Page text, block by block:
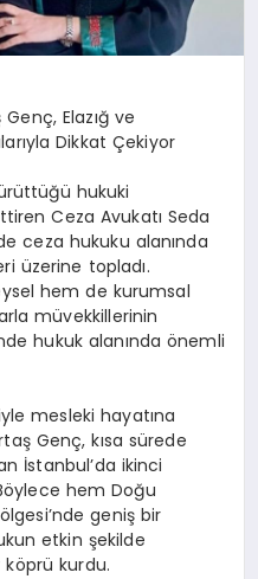
Elazığ ve
Dikkat Çekiyor
hukuki
Ceza Avukatı Seda
ceza hukuku alanında
üzerine topladı.
hem de kurumsal
müvekkillerinin
hukuk alanında önemli
mesleki hayatına
Genç, kısa sürede
İstanbul’da ikinci
hem Doğu
geniş bir
etkin şekilde
köprü kurdu.